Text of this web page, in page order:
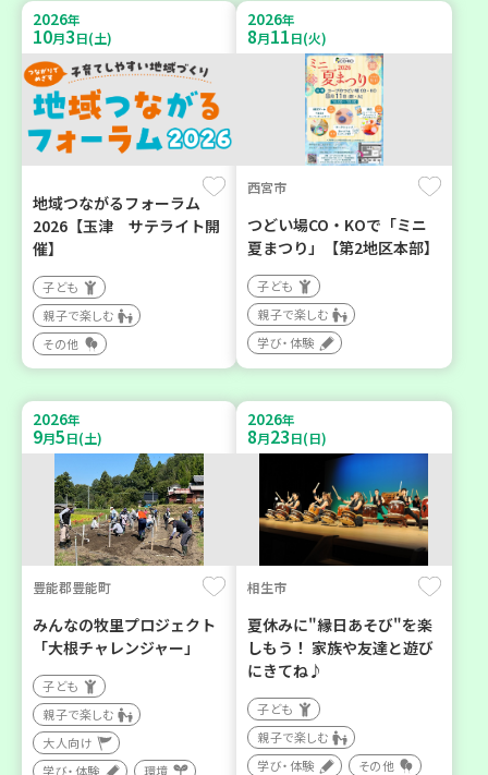
2026年
10月3日(土)
地域つながるフォーラム
2026【玉津 サテライト開
催】
子ども
親子で楽しむ
その他
2026年
8月11日(火)
西宮市
つどい場CO・KOで「ミニ
夏まつり」【第2地区本部】
子ども
親子で楽しむ
学び・体験
2026年
9月5日(土)
豊能郡豊能町
みんなの牧里プロジェクト
「大根チャレンジャー」
子ども
親子で楽しむ
大人向け
学び・体験
環境
2026年
8月23日(日)
相生市
夏休みに"縁日あそび"を楽
しもう！ 家族や友達と遊び
にきてね♪
子ども
親子で楽しむ
学び・体験
その他